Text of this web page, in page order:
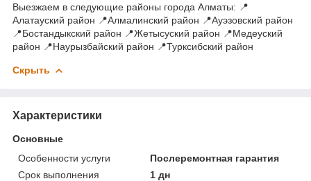
Выезжаем в следующие районы города Алматы: 📍
Алатауский район 📍Алмалинский район 📍Ауэзовский район
📍Бостандыкский район 📍Жетысуский район 📍Медеуский
район 📍Наурызбайский район 📍Турксибский район
Скрыть
Характеристики
Основные
Особенности услуги
Послеремонтная гарантия
Срок выполнения
1 дн